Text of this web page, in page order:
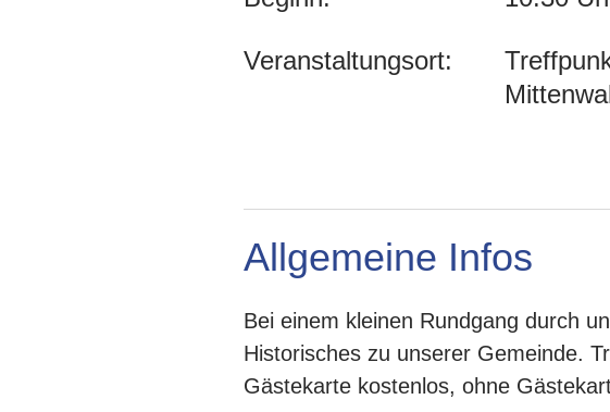
Veranstaltungsort:
Allgemeine Infos
Bei einem kleinen Rundgang durch
Historisches zu unserer Gemeinde.
Gästekarte kostenlos, ohne